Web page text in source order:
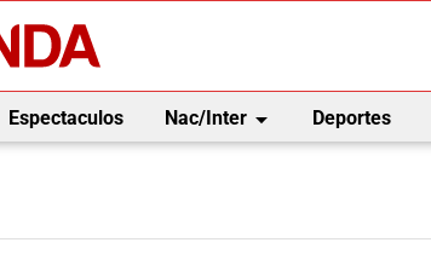
Espectaculos Nac/Interarrow_drop_down Deportes